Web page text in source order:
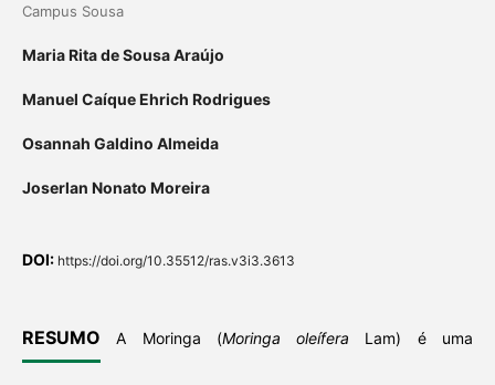
Campus Sousa
Maria Rita de Sousa Araújo
Manuel Caíque Ehrich Rodrigues
Osannah Galdino Almeida
Joserlan Nonato Moreira
DOI: https://doi.org/10.35512/ras.v3i3.3613
RESUMO A Moringa (Moringa oleífera Lam) é uma